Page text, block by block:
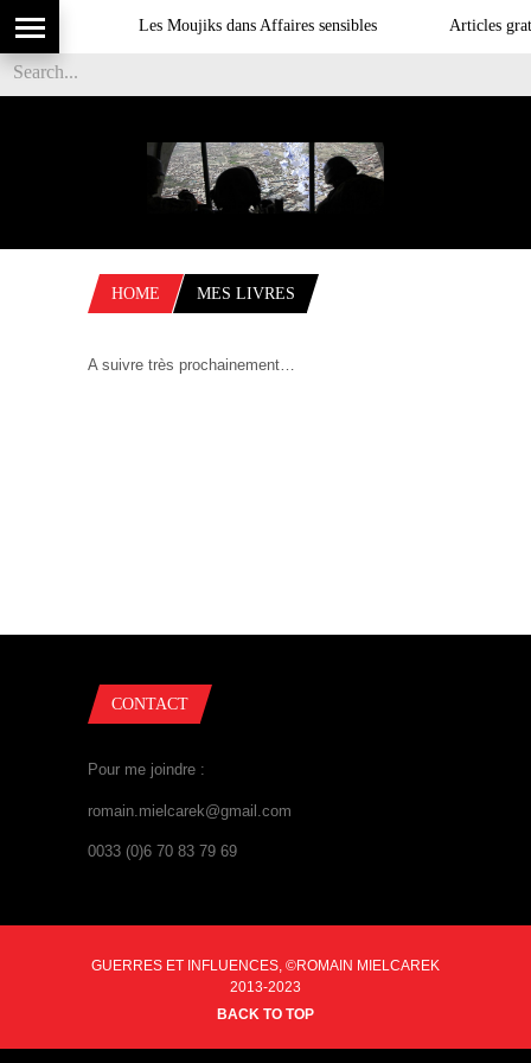
Les Moujiks dans Affaires sensibles Articles
HOME MES LIVRES
A suivre très prochainement…
CONTACT
Pour me joindre :
romain.mielcarek@gmail.com
0033 (0)6 70 83 79 69
GUERRES ET INFLUENCES, ©ROMAIN MIELCAREK
2013-2023
BACK TO TOP